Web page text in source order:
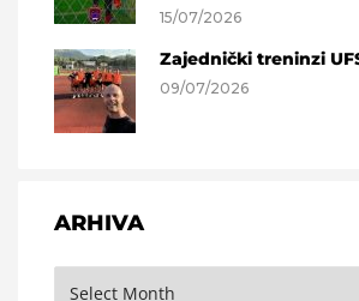
15/07/2026
Zajednički treninzi
09/07/2026
ARHIVA